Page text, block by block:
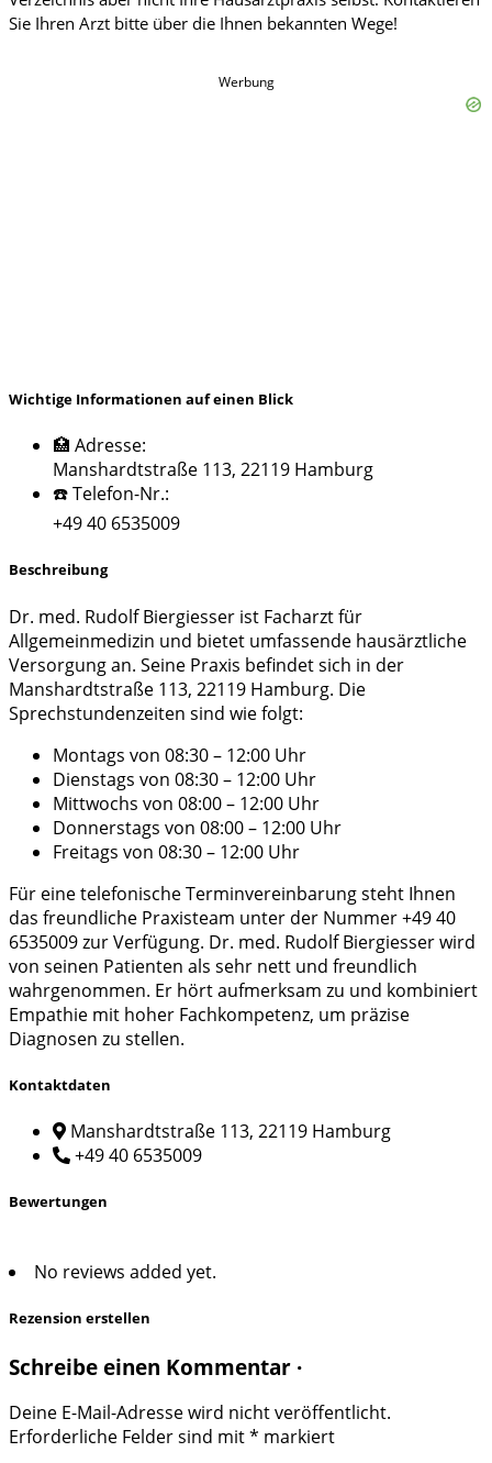
Werbung
Wichtige Informationen auf einen Blick
🏥 Adresse:
Manshardtstraße 113, 22119 Hamburg
☎️ Telefon-Nr.:
+49 40 6535009
Beschreibung
Dr. med. Rudolf Biergiesser ist Facharzt für
Allgemeinmedizin und bietet umfassende hausärztliche
Versorgung an. Seine Praxis befindet sich in der
Manshardtstraße 113, 22119 Hamburg. Die
Sprechstundenzeiten sind wie folgt:
Montags von 08:30 – 12:00 Uhr
Dienstags von 08:30 – 12:00 Uhr
Mittwochs von 08:00 – 12:00 Uhr
Donnerstags von 08:00 – 12:00 Uhr
Freitags von 08:30 – 12:00 Uhr
Für eine telefonische Terminvereinbarung steht Ihnen
das freundliche Praxisteam unter der Nummer +49 40
6535009 zur Verfügung. Dr. med. Rudolf Biergiesser wird
von seinen Patienten als sehr nett und freundlich
wahrgenommen. Er hört aufmerksam zu und kombiniert
Empathie mit hoher Fachkompetenz, um präzise
Diagnosen zu stellen.
Kontaktdaten
Manshardtstraße 113, 22119 Hamburg
+49 40 6535009
Bewertungen
No reviews added yet.
Rezension erstellen
Schreibe einen Kommentar ·
Deine E-Mail-Adresse wird nicht veröffentlicht.
Erforderliche Felder sind mit* markiert